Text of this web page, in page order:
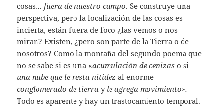
cosas…fuera de nuestro campo. Se construye una
perspectiva, pero la localización de las cosas es
incierta, están fuera de foco ¿las vemos o nos
miran? Existen, ¿pero son parte de la Tierra o de
nosotros? Como la montaña del segundo poema que
no se sabe si es una «acumulación de cenizas o si
una nube que le resta nitidez al enorme
conglomerado de tierra y le agrega movimiento».
Todo es aparente y hay un trastocamiento temporal.